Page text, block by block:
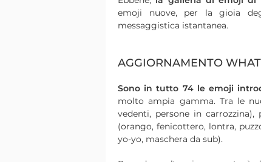
emoji nuove, per la gioia
messaggistica istantanea.
AGGIORNAMENTO
Sono in tutto 74 le emoji
molto ampia gamma. Tra le
vedenti, persone in
(orango, fenicottero, lontra,
yo-yo, maschera da sub).